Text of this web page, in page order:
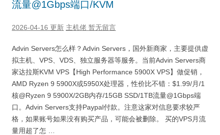
流量@1Gbps端口/KVM
2026-04-16 更新 主机佬 暂无留言
Advin Servers怎么样？Advin Servers，国外新商家，主要提供虚
拟主机、VPS、VDS、独立服务器等服务。当前Advin Servers商
家达拉斯KVM VPS【High Performance 5900X VPS】做促销，
AMD Ryzen 9 5900X或5950X处理器，性价比不错：$1.99/月/1
核@Ryzen 9 5900X/2GB内存/15GB SSD/1TB流量@1Gbps端
口。Advin Servers支持Paypal付款。注意这家对信息要求较严
格，如果账号如果没有购买产品，可能会被删除。 买的VPS月流
量用超了怎 …